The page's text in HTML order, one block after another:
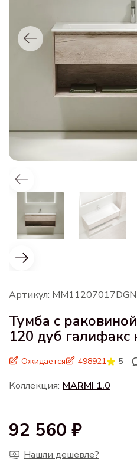
Артикул: MM11207017DGN
Тумба с
120 дуб галифакс
Ожидается 498921 5
Коллекция: MARMI 1.0
92 560 ₽
Нашли дешевле?